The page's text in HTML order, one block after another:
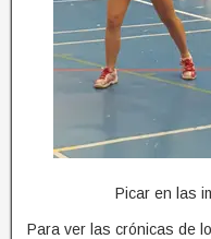
Picar en las
Para ver las crónicas de